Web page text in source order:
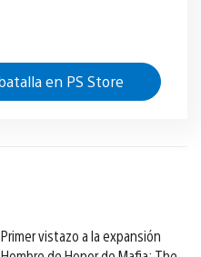
en PS Store
Primer vistazo a la expansión